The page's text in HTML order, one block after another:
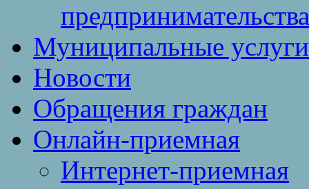
предпринимательства
Муниципальные
Новости
Обращения граждан
Онлайн-приемная
Интернет-приемная